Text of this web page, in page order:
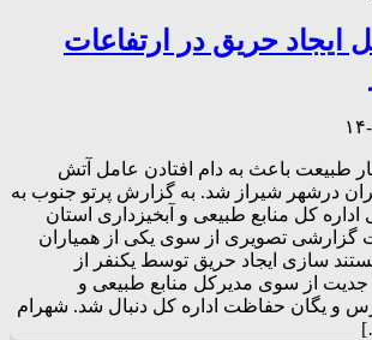
ایجاد حریق در ارتفاعات
طبیعت باعث به دام افتادن عامل آتش
درشهر شیراز شد. به گزارش پرتو جنوب به
کل منابع طبیعی و آبخیزداری استان
گزارشی تصویری از سوی یکی از همیاران
سازی ایجاد حریق توسط یکنفر از
جدیت از سوی مدیرکل منابع طبیعی و
و یگان حفاظت اداره کل دنبال شد. شهرام